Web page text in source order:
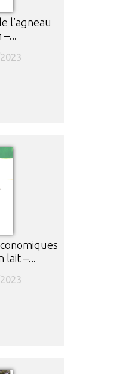
l’agneau
–...
lait –...